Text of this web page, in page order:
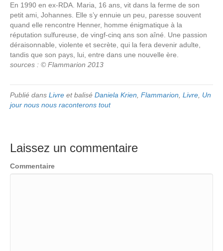
En 1990 en ex-RDA. Maria, 16 ans, vit dans la ferme de son
petit ami, Johannes. Elle s’y ennuie un peu, paresse souvent
quand elle rencontre Henner, homme énigmatique à la
réputation sulfureuse, de vingf-cinq ans son aîné. Une passion
déraisonnable, violente et secrète, qui la fera devenir adulte,
tandis que son pays, lui, entre dans une nouvelle ère.
sources : © Flammarion 2013
Publié dans Livre et balisé Daniela Krien Flammarion Livre Un
jour nous nous raconterons tout
Laissez un commentaire
Commentaire